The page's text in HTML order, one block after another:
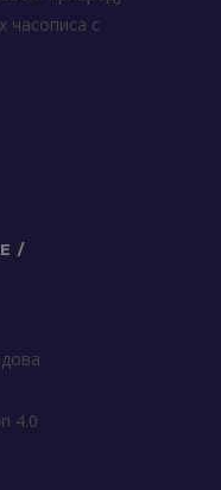
часописа с
/
4.0